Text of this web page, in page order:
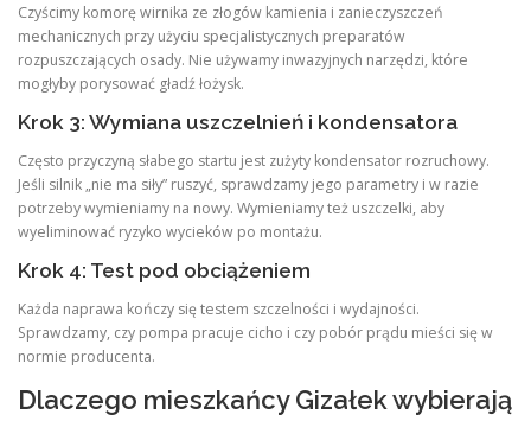
Czyścimy komorę wirnika ze złogów kamienia i zanieczyszczeń
mechanicznych przy użyciu specjalistycznych preparatów
rozpuszczających osady. Nie używamy inwazyjnych narzędzi, które
mogłyby porysować gładź łożysk.
Krok 3: Wymiana uszczelnień i kondensatora
Często przyczyną słabego startu jest zużyty kondensator rozruchowy.
Jeśli silnik „nie ma siły” ruszyć, sprawdzamy jego parametry i w razie
potrzeby wymieniamy na nowy. Wymieniamy też uszczelki, aby
wyeliminować ryzyko wycieków po montażu.
Krok 4: Test pod obciążeniem
Każda naprawa kończy się testem szczelności i wydajności.
Sprawdzamy, czy pompa pracuje cicho i czy pobór prądu mieści się w
normie producenta.
Dlaczego mieszkańcy Gizałek wybierają